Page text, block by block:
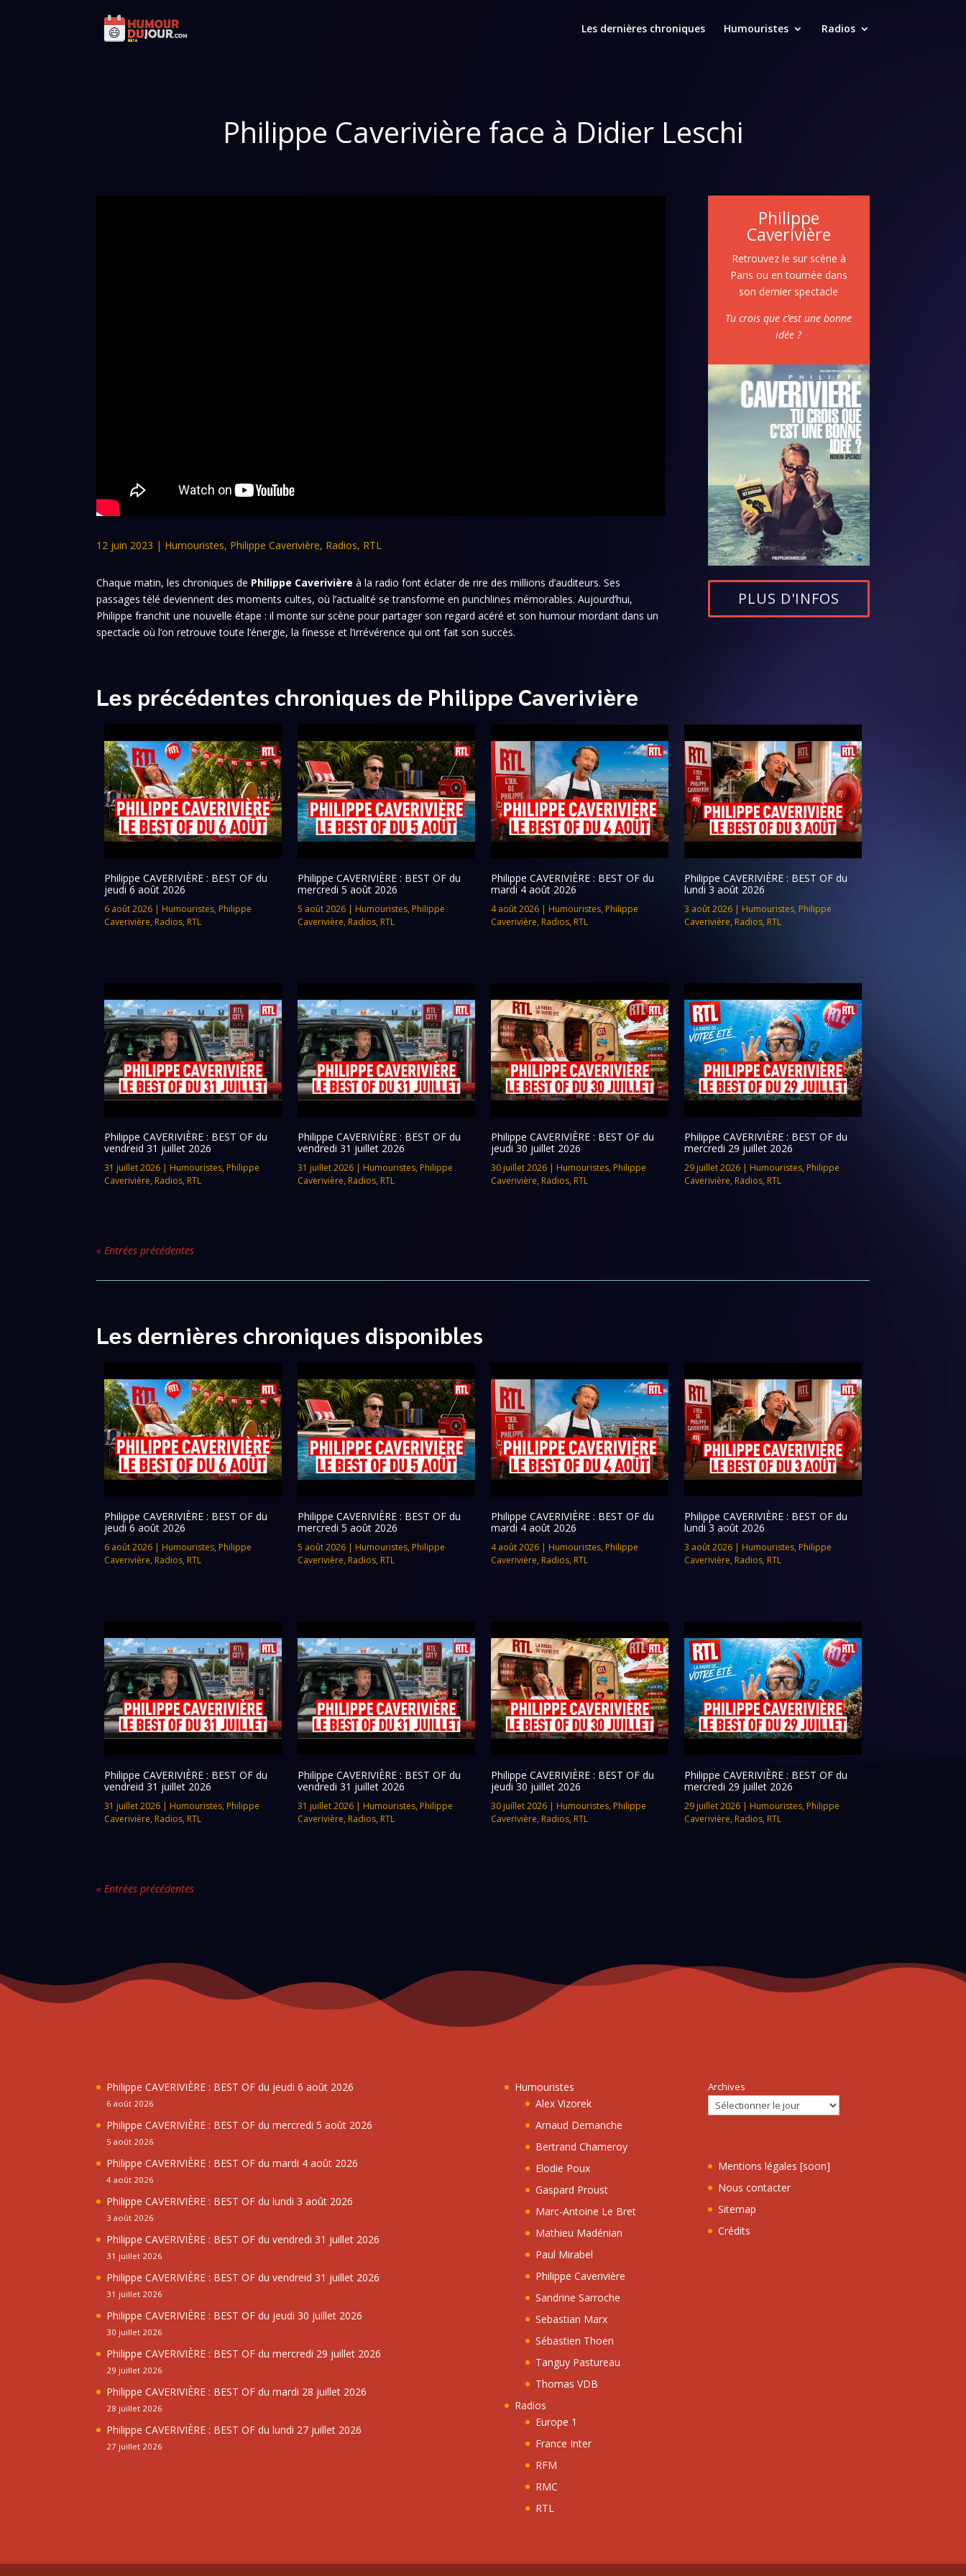
Les dernières chroniques Humouristes Radios
Philippe Caverivière face à Didier Leschi
12 juin 2023 | Humouristes, Philippe Caverivière, Radios, RTL
Chaque matin, les chroniques de Philippe Caverivière à la radio font éclater de rire des millions d’auditeurs. Ses
passages télé deviennent des moments cultes, où l’actualité se transforme en punchlines mémorables. Aujourd’hui,
Philippe franchit une nouvelle étape : il monte sur scène pour partager son regard acéré et son humour mordant dans un
spectacle où l’on retrouve toute l’énergie, la finesse et l’irrévérence qui ont fait son succès.
Philippe
Caverivière
Retrouvez le sur scène à
Paris ou en tournée dans
son dernier spectacle
Tu crois que c’est une bonne
idée ?
PLUS D'INFOS
Les précédentes chroniques de Philippe Caverivière
Philippe CAVERIVIÈRE : BEST OF du
jeudi 6 août 2026
6 août 2026 | Humouristes, Philippe
Caverivière, Radios, RTL
Philippe CAVERIVIÈRE : BEST OF du
mercredi 5 août 2026
5 août 2026| Humouristes, Philippe
Caverivière, Radios, RTL
Philippe CAVERIVIÈRE : BEST OF du
mardi 4 août 2026
4 août 2026| Humouristes, Philippe
Caverivière, Radios, RTL
Philippe CAVERIVIÈRE : BEST OF du
lundi 3 août 2026
3 août 2026| Humouristes, Philippe
Caverivière, Radios, RTL
Philippe CAVERIVIÈRE : BEST OF du
vendreid 31 juillet 2026
31 juillet 2026 | Humouristes, Philippe
Caverivière, Radios, RTL
Philippe CAVERIVIÈRE : BEST OF du
vendredi 31 juillet 2026
31 juillet 2026| Humouristes, Philippe
Caverivière, Radios, RTL
Philippe CAVERIVIÈRE : BEST OF du
jeudi 30 juillet 2026
30 juillet 2026| Humouristes, Philippe
Caverivière, Radios, RTL
Philippe CAVERIVIÈRE : BEST OF du
mercredi 29 juillet 2026
29 juillet 2026| Humouristes, Philippe
Caverivière, Radios, RTL
« Entrées précédentes
Les dernières chroniques disponibles
Philippe CAVERIVIÈRE : BEST OF du
jeudi 6 août 2026
6 août 2026 | Humouristes, Philippe
Caverivière, Radios, RTL
Philippe CAVERIVIÈRE : BEST OF du
mercredi 5 août 2026
5 août 2026| Humouristes, Philippe
Caverivière, Radios, RTL
Philippe CAVERIVIÈRE : BEST OF du
mardi 4 août 2026
4 août 2026| Humouristes, Philippe
Caverivière, Radios, RTL
Philippe CAVERIVIÈRE : BEST OF du
lundi 3 août 2026
3 août 2026| Humouristes, Philippe
Caverivière, Radios, RTL
Philippe CAVERIVIÈRE : BEST OF du
vendreid 31 juillet 2026
31 juillet 2026 | Humouristes, Philippe
Caverivière, Radios, RTL
Philippe CAVERIVIÈRE : BEST OF du
vendredi 31 juillet 2026
31 juillet 2026| Humouristes, Philippe
Caverivière, Radios, RTL
Philippe CAVERIVIÈRE : BEST OF du
jeudi 30 juillet 2026
30 juillet 2026| Humouristes, Philippe
Caverivière, Radios, RTL
Philippe CAVERIVIÈRE : BEST OF du
mercredi 29 juillet 2026
29 juillet 2026| Humouristes, Philippe
Caverivière, Radios, RTL
« Entrées précédentes
Philippe CAVERIVIÈRE : BEST OF du jeudi 6 août 2026
6 août 2026
Philippe CAVERIVIÈRE : BEST OF du mercredi 5 août 2026
5 août 2026
Philippe CAVERIVIÈRE : BEST OF du mardi 4 août 2026
4 août 2026
Philippe CAVERIVIÈRE : BEST OF du lundi 3 août 2026
3 août 2026
Philippe CAVERIVIÈRE : BEST OF du vendredi 31 juillet 2026
31 juillet 2026
Philippe CAVERIVIÈRE : BEST OF du vendreid 31 juillet 2026
31 juillet 2026
Philippe CAVERIVIÈRE : BEST OF du jeudi 30 juillet 2026
30 juillet 2026
Philippe CAVERIVIÈRE : BEST OF du mercredi 29 juillet 2026
29 juillet 2026
Philippe CAVERIVIÈRE : BEST OF du mardi 28 juillet 2026
28 juillet 2026
Philippe CAVERIVIÈRE : BEST OF du lundi 27 juillet 2026
27 juillet 2026
Humouristes
Alex Vizorek
Arnaud Demanche
Bertrand Chameroy
Elodie Poux
Gaspard Proust
Marc-Antoine Le Bret
Mathieu Madénian
Paul Mirabel
Philippe Caverivière
Sandrine Sarroche
Sebastian Marx
Sébastien Thoen
Tanguy Pastureau
Thomas VDB
Radios
Europe 1
France Inter
RFM
RMC
RTL
Archives
Mentions légales [soon]
Nous contacter
Sitemap
Crédits